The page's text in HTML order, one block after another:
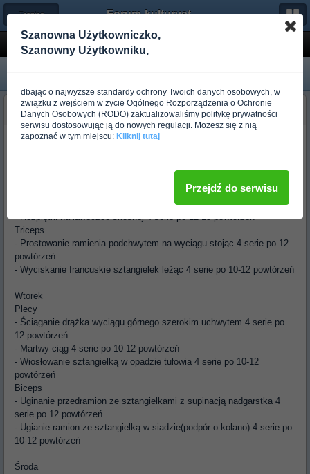
← Trening dla początkujących Forum-kulturystyka.pl
rzezba
Guest_kosior_*
Ponad rok temu
Trening na rzeźbę
- Wyciskanie sztangi na ławeczce poziomej 4 serie po 12 powtórzeń
- Ściąganie linek wyciągu bramkowego 4 serie po 12 powtórzeń
- Rozpiętki na ławeczce skośnej 4 serie po 12-15 powtórzeń
Triceps
- Prostowanie ramienia podchwytem na wyciągu stojąc 4 serie po 12
powtórzeń
- Wyciskanie francuskie sztangielek leżąc 4 serie po 10-12 powtórzeń
Wtorek
Plecy
- Ściąganie drążka wyciągu górnego szerokim uchwytem 4 serie po
12 powtórzeń
- Martwy ciąg 4 serie po 10-12 powtórzeń
- Wiosłowanie sztangielką w opadzie tułowia 4 serie po 10-12
powtórzeń
Biceps
- Uginanie przedramion ze sztangielkami z supinacją nadgarstka 4
serie po 12 powtórzeń
- Ugianie ramion ze sztangielką w siadzie(podpór o kolano) 4 serie po
10-12 powtórzeń
Środa
Szanowna Użytkowniczko,
Szanowny Użytkowniku,
dbając o najwyższe standardy ochrony Twoich danych osobowych, w
związku z wejściem w życie Ogólnego Rozporządzenia o Ochronie
Danych Osobowych (RODO) zaktualizowaliśmy politykę prywatności
serwisu dostosowując ją do nowych regulacji. Możesz się z nią
zapoznać w tym miejscu: Kliknij tutaj
Przejdź do serwisu